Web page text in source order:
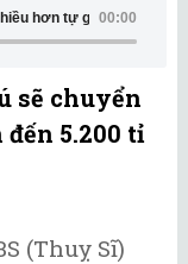
00:00
hơn tự gầy dựng
sẽ chuyển
5.200 tỉ
(Thuỵ Sĩ)